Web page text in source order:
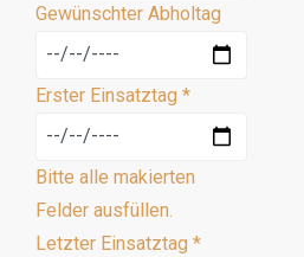
Gewünschter Abholtag
Erster Einsatztag *
Bitte alle makierten
Felder ausfüllen.
Letzter Einsatztag *